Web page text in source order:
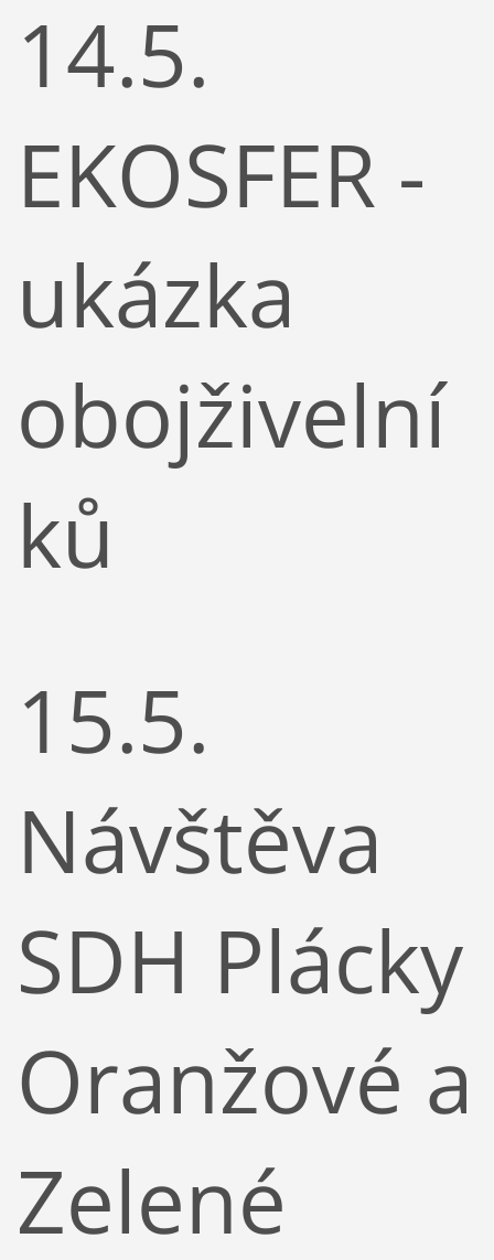
14.5.
EKOSFER -
ukázka
obojživelní
ků
15.5.
Návštěva
SDH Plácky
Oranžové a
Zelené